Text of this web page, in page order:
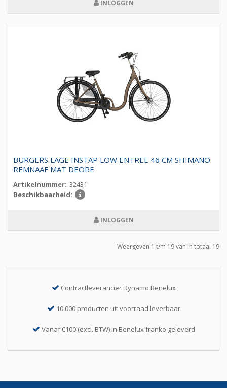
INLOGGEN
BURGERS LAGE INSTAP LOW ENTREE 46 CM SHIMANO
REMNAAF MAT DEORE
Artikelnummer: 32431
Beschikbaarheid:
INLOGGEN
Weergeven 1 t/m 19 van in totaal 19
Contractleverancier Dynamo Benelux
10.000 producten uit voorraad leverbaar
Vanaf €100 (excl. BTW) in Benelux franko geleverd